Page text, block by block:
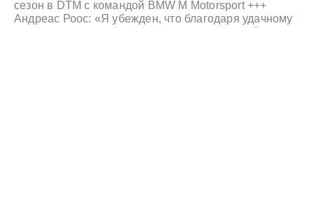
сезон в DTM с командой BMW M Motorsport +++
Андреас Роос: «Я убежден, что благодаря удачному